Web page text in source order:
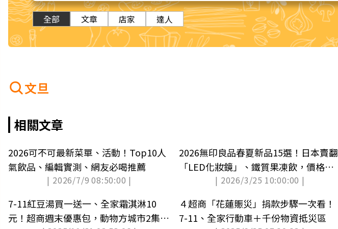
全部 文章 店家 達人
文旦
相關文章
2026可不可最新菜單、活動！Top10人
氣飲品、編輯實測、網友必喝推薦
| 2026/7/9 08:50:00 |
2026無印良品春夏新品15選！日本賣翻
「LED化妝鏡」、鐵質果凍飲，價格、
| 2026/3/25 10:00:00 |
7-11紅豆湯買一送一、全家霜淇淋10
元！超商週末優惠包，動物方城市2集點
４超商「花蓮賑災」捐款步驟一次看！
7-11、全家行動車＋千份物資抵災區